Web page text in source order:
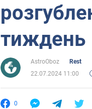
тиждень
AstroOboz
Rest
22.07.2024 11:00
0